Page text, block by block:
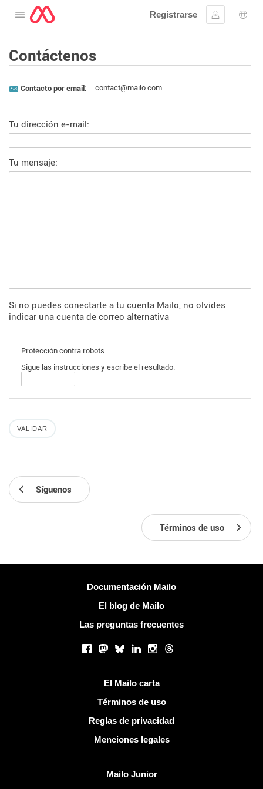
Abre el menú
Registrarse
Ingresar
Contáctenos
Contacto por email: contact@mailo.com
Tu dirección e-mail:
Tu mensaje:
Si no puedes conectarte a tu cuenta Mailo, no olvides
indicar una cuenta de correo alternativa
Protección contra robots
Sigue las instrucciones y escribe el resultado:
Síguenos
Términos de uso
Documentación Mailo
El blog de Mailo
Las preguntas frecuentes
Facebook
Mastodon
BlueskyLinkedInInstagram
Threads
El Mailo carta
Términos de uso
Reglas de privacidad
Menciones legales
Mailo Junior